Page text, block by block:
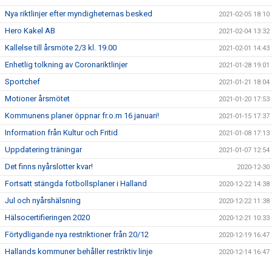
Nya riktlinjer efter myndigheternas besked 2021-02-05 18:10
Hero Kakel AB 2021-02-04 13:32
Kallelse till årsmöte 2/3 kl. 19.00 2021-02-01 14:43
Enhetlig tolkning av Coronariktlinjer 2021-01-28 19:01
Sportchef 2021-01-21 18:04
Motioner årsmötet 2021-01-20 17:53
Kommunens planer öppnar fr.o.m 16 januari! 2021-01-15 17:37
Information från Kultur och Fritid 2021-01-08 17:13
Uppdatering träningar 2021-01-07 12:54
Det finns nyårslotter kvar! 2020-12-30
Fortsatt stängda fotbollsplaner i Halland 2020-12-22 14:38
Jul och nyårshälsning 2020-12-22 11:38
Hälsocertifieringen 2020 2020-12-21 10:33
Förtydligande nya restriktioner från 20/12 2020-12-19 16:47
Hallands kommuner behåller restriktiv linje 2020-12-14 16:47